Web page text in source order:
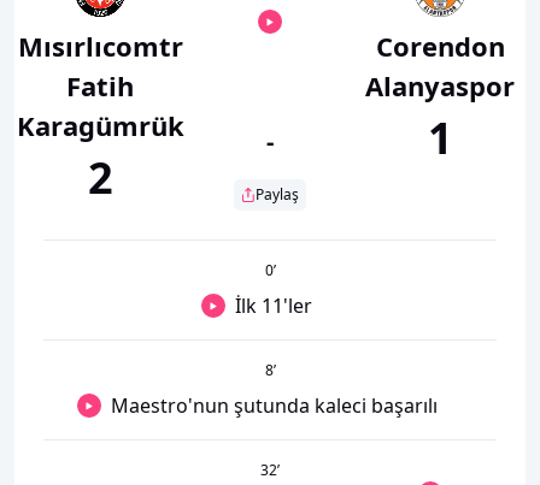
Mısırlıcomtr
Fatih
Karagümrük
2
-
Paylaş
Corendon
Alanyaspor
1
0’
İlk 11'ler
8’
Maestro'nun şutunda kaleci başarılı
32’